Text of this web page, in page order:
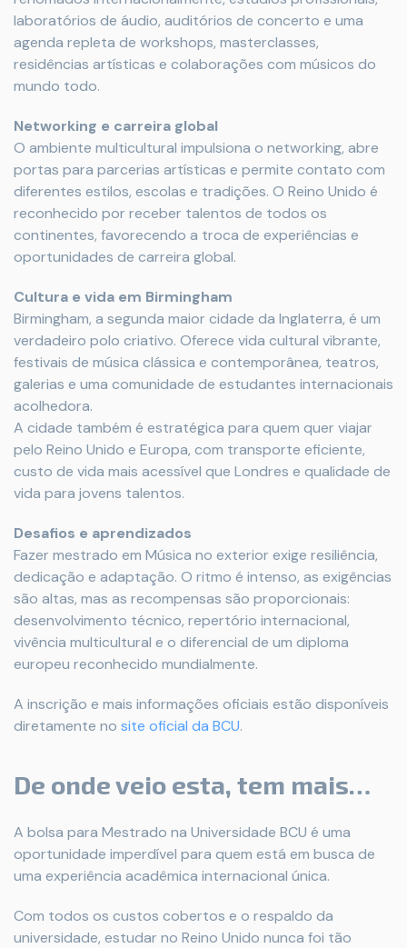
laboratórios de áudio, auditórios de concerto e uma
agenda repleta de workshops, masterclasses,
residências artísticas e colaborações com músicos do
mundo todo.
Networking e carreira global
O ambiente multicultural impulsiona o networking, abre
portas para parcerias artísticas e permite contato com
diferentes estilos, escolas e tradições. O Reino Unido é
reconhecido por receber talentos de todos os
continentes, favorecendo a troca de experiências e
oportunidades de carreira global.
Cultura e vida em Birmingham
Birmingham, a segunda maior cidade da Inglaterra, é um
verdadeiro polo criativo. Oferece vida cultural vibrante,
festivais de música clássica e contemporânea, teatros,
galerias e uma comunidade de estudantes internacionais
acolhedora.
A cidade também é estratégica para quem quer viajar
pelo Reino Unido e Europa, com transporte eficiente,
custo de vida mais acessível que Londres e qualidade de
vida para jovens talentos.
Desafios e aprendizados
Fazer mestrado em Música no exterior exige resiliência,
dedicação e adaptação. O ritmo é intenso, as exigências
são altas, mas as recompensas são proporcionais:
desenvolvimento técnico, repertório internacional,
vivência multicultural e o diferencial de um diploma
europeu reconhecido mundialmente.
A inscrição e mais informações oficiais estão disponíveis
diretamente no site oficial da BCU.
De onde veio esta, tem mais…
A bolsa para Mestrado na Universidade BCU é uma
oportunidade imperdível para quem está em busca de
uma experiência acadêmica internacional única.
Com todos os custos cobertos e o respaldo da
universidade, estudar no Reino Unido nunca foi tão